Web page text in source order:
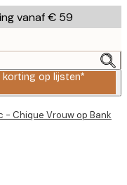
vanaf € 59
op lijsten*
- Chique Vrouw op Bank